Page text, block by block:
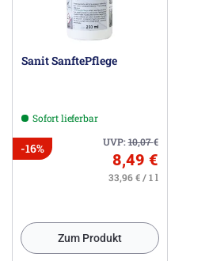
Sanit SanftePflege
Sofort lieferbar
UVP:10,07€
-16%
8,49 €
33,96 € / 1 l
Zum Produkt